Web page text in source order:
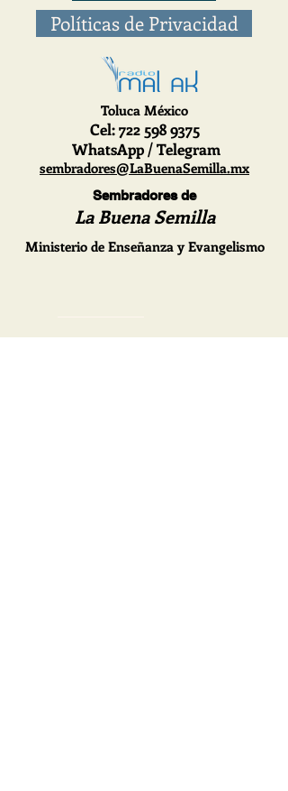
Políticas de Privacidad
Toluca México
Cel: 722 598 9375
WhatsApp / Telegram
sembradores@LaBuenaSemilla.mx
Sembradores de
La Buena Semilla
Ministerio de Enseñanza y Evangelismo